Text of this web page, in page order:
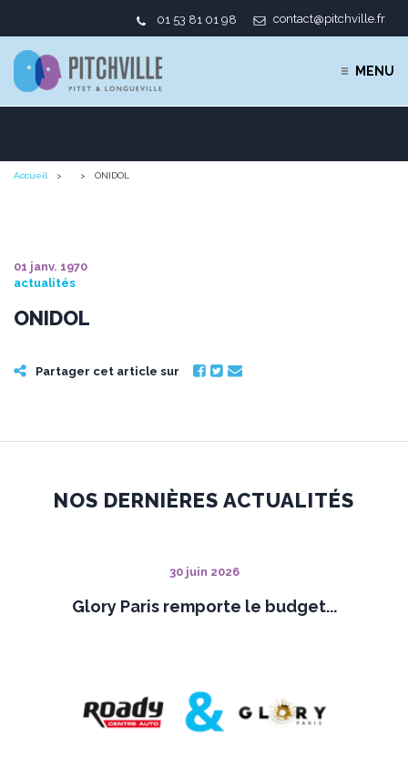
01 53 81 01 98 contact@pitchville.fr
MENU
Accueil ONIDOL
01 janv. 1970
actualités
ONIDOL
Partager cet article sur
NOS DERNIÈRES ACTUALITÉS
30 juin 2026
Glory Paris remporte le budget...